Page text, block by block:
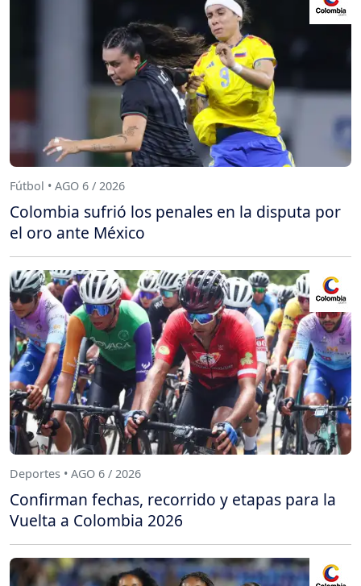
Fútbol • AGO 6 / 2026
Colombia sufrió los penales en la disputa por
el oro ante México
Deportes • AGO 6 / 2026
Confirman fechas, recorrido y etapas para la
Vuelta a Colombia 2026